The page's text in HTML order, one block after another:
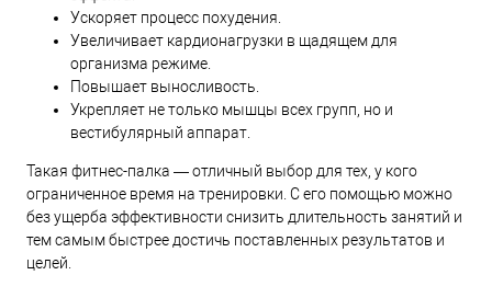
Ускоряет процесс похудения.
Увеличивает кардионагрузки в щадящем для
организма режиме.
Повышает выносливость.
Укрепляет не только мышцы всех групп, но и
вестибулярный аппарат.
Такая фитнес-палка — отличный выбор для тех, у кого
ограниченное время на тренировки. С его помощью можно
без ущерба эффективности снизить длительность занятий и
тем самым быстрее достичь поставленных результатов и
целей.